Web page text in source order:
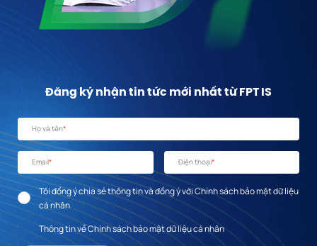
Đăng ký nhận tin tức mới nhất từ FPT IS
Họ và tên*
Email* Điện thoại*
Tôi đồng ý chia sẻ thông tin và đồng ý với Chính sách bảo mật dữ liệu
cá nhân
Thông tin về Chính sách bảo mật dữ liệu cá nhân